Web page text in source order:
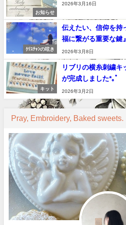
お知らせ
2026年3月16日
ｸﾘｽﾁｬﾝの呟き
伝えたい、信仰を持
福に繋がる重要な鍵
2026年3月8日
キット
リブリの横糸刺繍
が完成しました*｡ﾟ
2026年3月2日
Pray, Embroidery, Baked sweets.